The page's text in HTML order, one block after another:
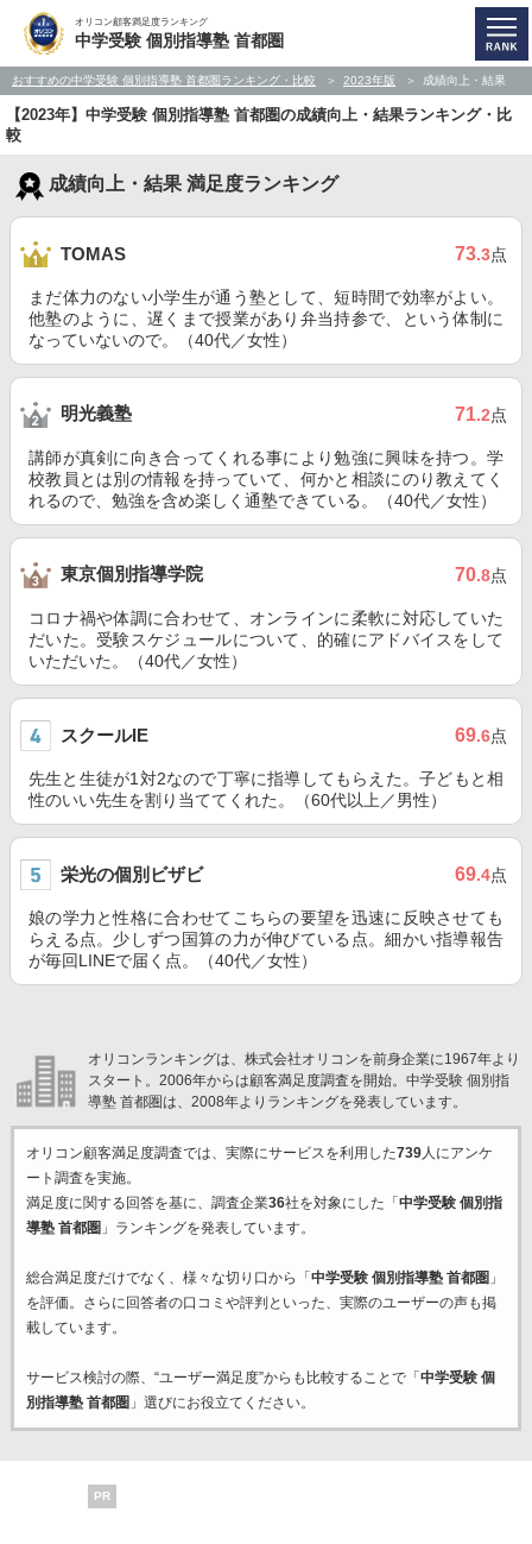
オリコン顧客満足度ランキング
中学受験 個別指導塾 首都圏
おすすめの中学受験 個別指導塾 首都圏ランキング・比較 2023年版 成績向上・結果
【2023年】中学受験 個別指導塾 首都圏の成績向上・結果ランキング・比
較
成績向上・結果 満足度ランキング
TOMAS 73.3点
まだ体力のない小学生が通う塾として、短時間で効率がよい。
他塾のように、遅くまで授業があり弁当持参で、という体制に
なっていないので。（40代／女性）
明光義塾 71.2点
講師が真剣に向き合ってくれる事により勉強に興味を持つ。学
校教員とは別の情報を持っていて、何かと相談にのり教えてく
れるので、勉強を含め楽しく通塾できている。（40代／女性）
東京個別指導学院 70.8点
コロナ禍や体調に合わせて、オンラインに柔軟に対応していた
だいた。受験スケジュールについて、的確にアドバイスをして
いただいた。（40代／女性）
スクールIE 69.6点
先生と生徒が1対2なので丁寧に指導してもらえた。子どもと相
性のいい先生を割り当ててくれた。（60代以上／男性）
栄光の個別ビザビ 69.4点
娘の学力と性格に合わせてこちらの要望を迅速に反映させても
らえる点。少しずつ国算の力が伸びている点。細かい指導報告
が毎回LINEで届く点。（40代／女性）
オリコンランキングは、株式会社オリコンを前身企業に1967年より
スタート。2006年からは顧客満足度調査を開始。中学受験 個別指
導塾 首都圏は、2008年よりランキングを発表しています。
オリコン顧客満足度調査では、実際にサービスを利用した739人にアンケ
ート調査を実施。
満足度に関する回答を基に、調査企業36社を対象にした「 中学受験 個別指
導塾 首都圏 」ランキングを発表しています。
総合満足度だけでなく、様々な切り口から「 中学受験 個別指導塾 首都圏 」
を評価。さらに回答者の口コミや評判といった、実際のユーザーの声も掲
載しています。
サービス検討の際、“ユーザー満足度”からも比較することで「 中学受験 個
別指導塾 首都圏 」選びにお役立てください。
PR